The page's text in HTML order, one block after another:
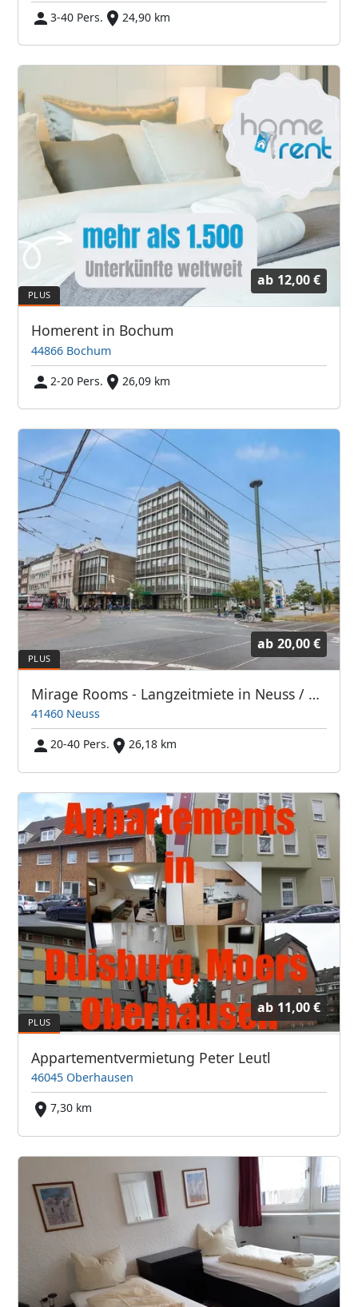
3-40 Pers. 24,90 km
ab 12,00 €
Homerent in Bochum
44866 Bochum
2-20 Pers.
26,09 km
ab 20,00 €
Mirage Rooms - Langzeitmiete in Neuss / Monteurzimmer
41460 Neuss
20-40 Pers.
26,18 km
ab 11,00 €
Appartementvermietung Peter Leutl
46045 Oberhausen
7,30 km